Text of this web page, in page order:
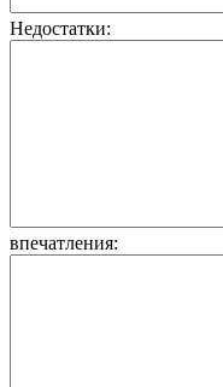
Недостатки:
впечатления: